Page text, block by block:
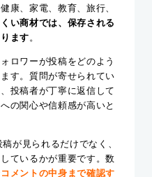
康、家電、教育、旅行、
い商材では、保存される
ます。
ロワーが投稿をどのよう
す。質問が寄せられてい
投稿者が丁寧に返信して
の関心や信頼感が高いと
が見られるだけでなく、
ているかが重要です。数
メントの中身まで確認す